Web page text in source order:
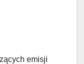
emisji